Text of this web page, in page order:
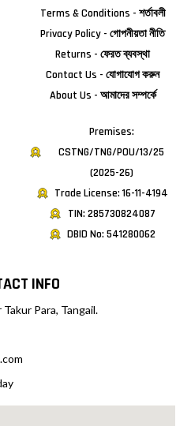
Terms & Conditions - শর্তাবলী
Privacy Policy - গোপনীয়তা নীতি
Returns - ফেরত ব্যবস্থা
Contact Us - যোগাযোগ করুন
About Us - আমাদের সম্পর্কে
Premises:
CSTNG/TNG/POU/13/25
(2025-26)
Trade License: 16-11-4194
TIN: 285730824087
DBID No: 541280062
INFO
Para, Tangail.